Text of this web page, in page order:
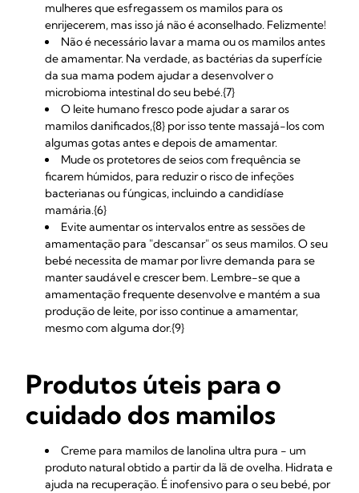
mulheres que esfregassem os mamilos para os
enrijecerem, mas isso já não é aconselhado. Felizmente!
Não é necessário lavar a mama ou os mamilos antes
de amamentar. Na verdade, as bactérias da superfície
da sua mama podem ajudar a desenvolver o
microbioma intestinal do seu bebé.{7}
O leite humano fresco pode ajudar a sarar os
mamilos danificados,{8} por isso tente massajá-los com
algumas gotas antes e depois de amamentar.
Mude os protetores de seios com frequência se
ficarem húmidos, para reduzir o risco de infeções
bacterianas ou fúngicas, incluindo a candidíase
mamária.{6}
Evite aumentar os intervalos entre as sessões de
amamentação para "descansar" os seus mamilos. O seu
bebé necessita de mamar por livre demanda para se
manter saudável e crescer bem. Lembre-se que a
amamentação frequente desenvolve e mantém a sua
produção de leite, por isso continue a amamentar,
mesmo com alguma dor.{9}
Produtos úteis para o
cuidado dos mamilos
Creme para mamilos de lanolina ultra pura - um
produto natural obtido a partir da lã de ovelha. Hidrata e
ajuda na recuperação. É inofensivo para o seu bebé, por